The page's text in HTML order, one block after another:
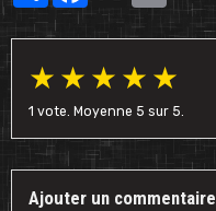
★ ★ ★ ★ ★
1 vote. Moyenne 5 sur 5.
Ajouter un commentaire